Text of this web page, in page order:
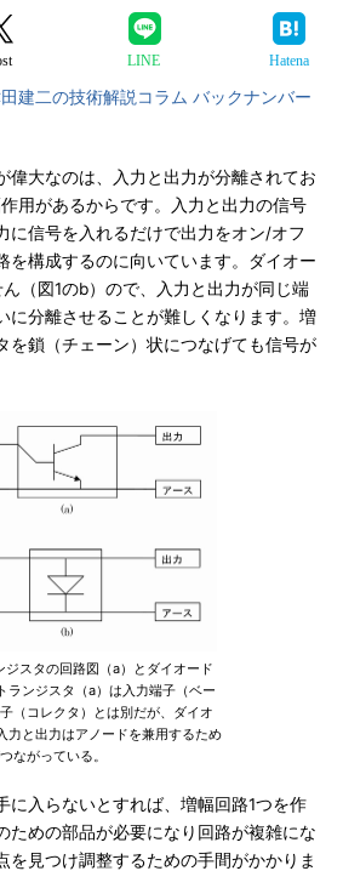
LINE Hatena
建二の技術解説コラム バックナンバー
大なのは、入力と出力が分離されてお
用があるからです。入力と出力の信号
に信号を入れるだけで出力をオン/オフ
を構成するのに向いています。ダイオー
（図1のb）ので、入力と出力が同じ端
に分離させることが難しくなります。増
を鎖（チェーン）状につなげても信号が
ジスタの回路図（a）とダイオード
ランジスタ（a）は入力端子（ベー
（コレクタ）とは別だが、ダイオ
力と出力はアノードを兼用するため
ながっている。
入らないとすれば、増幅回路1つを作
ための部品が必要になり回路が複雑にな
を見つけ調整するための手間がかかりま